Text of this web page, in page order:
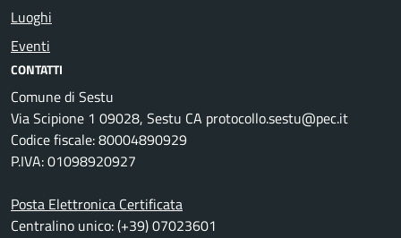
Luoghi
Eventi
CONTATTI
Comune di Sestu
Via Scipione 1 09028, Sestu CA protocollo.sestu@pec.it
Codice fiscale: 80004890929
P.IVA: 01098920927
Posta Elettronica Certificata
Centralino unico: (+39) 07023601